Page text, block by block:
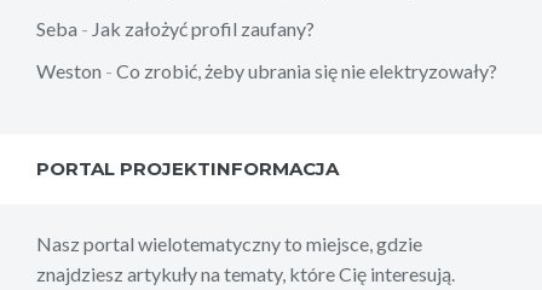
Seba - Jak założyć profil zaufany?
Weston - Co zrobić, żeby ubrania się nie elektryzowały?
PORTAL PROJEKTINFORMACJA
Nasz portal wielotematyczny to miejsce, gdzie
znajdziesz artykuły na tematy, które Cię interesują.